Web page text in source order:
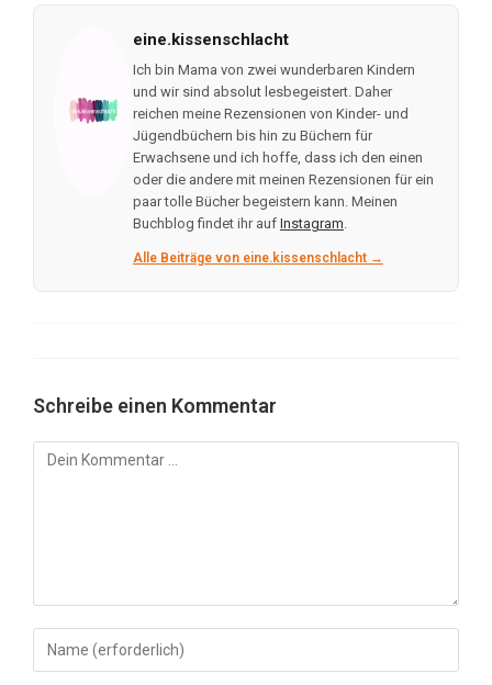
eine.kissenschlacht
Ich bin Mama von zwei wunderbaren Kindern
und wir sind absolut lesbegeistert. Daher
reichen meine Rezensionen von Kinder- und
Jügendbüchern bis hin zu Büchern für
Erwachsene und ich hoffe, dass ich den einen
oder die andere mit meinen Rezensionen für ein
paar tolle Bücher begeistern kann. Meinen
Buchblog findet ihr auf Instagram.
Alle Beiträge von eine.kissenschlacht →
Schreibe einen Kommentar
Kommentar
Gib
deinen